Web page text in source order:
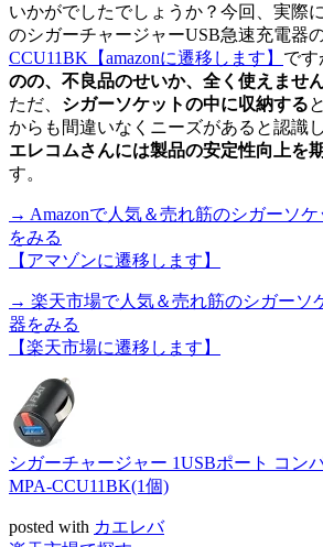
いかがでしたでしょうか？今回、実際
のシガーチャージャーUSB急速充電器
CCU11BK 【amazonに遷移します】 です
のの、不良品のせいか、全く使えませ
ただ、 シガーソケットの中に収納する
からも間違いなくニーズがあると認識
エレコムさんには製品の安定性向上を
す。
→ Amazonで人気＆売れ筋のシガーソ
をみる
【アマゾンに遷移します】
→ 楽天市場で人気＆売れ筋のシガーソ
器をみる
【楽天市場に遷移します】
シガーチャージャー 1USBポート コン
MPA-CCU11BK(1個)
posted with カエレバ